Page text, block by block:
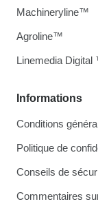
Informations
Conditions
Politique de
Conseils de
Commentaires
Machineryline™
Agroline™
Linemedia